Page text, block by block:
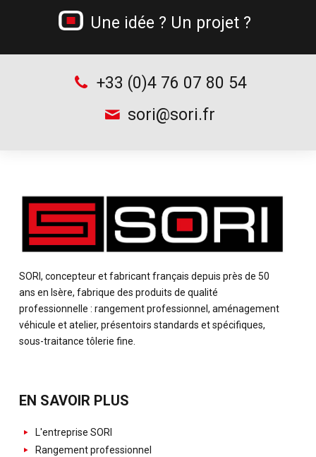
Chariots à bouteilles
Supports d’outillage
Une idée ? Un projet ?
+33 (0)4 76 07 80 54
sori@sori.fr
SORI, concepteur et fabricant français depuis près de 50
ans en Isère, fabrique des produits de qualité
professionnelle : rangement professionnel, aménagement
véhicule et atelier, présentoirs standards et spécifiques,
sous-traitance tôlerie fine.
EN SAVOIR PLUS
L'entreprise SORI
Rangement professionnel